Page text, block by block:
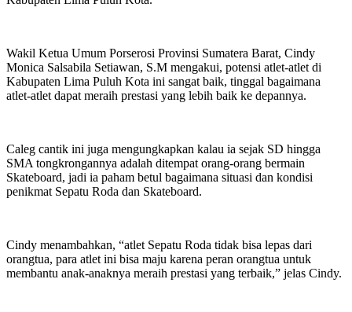
Wakil Ketua Umum Porserosi Provinsi Sumatera Barat, Cindy
Monica Salsabila Setiawan, S.M mengakui, potensi atlet-atlet di
Kabupaten Lima Puluh Kota ini sangat baik, tinggal bagaimana
atlet-atlet dapat meraih prestasi yang lebih baik ke depannya.
Caleg cantik ini juga mengungkapkan kalau ia sejak SD hingga
SMA tongkrongannya adalah ditempat orang-orang bermain
Skateboard, jadi ia paham betul bagaimana situasi dan kondisi
penikmat Sepatu Roda dan Skateboard.
Cindy menambahkan, “atlet Sepatu Roda tidak bisa lepas dari
orangtua, para atlet ini bisa maju karena peran orangtua untuk
membantu anak-anaknya meraih prestasi yang terbaik,” jelas Cindy.